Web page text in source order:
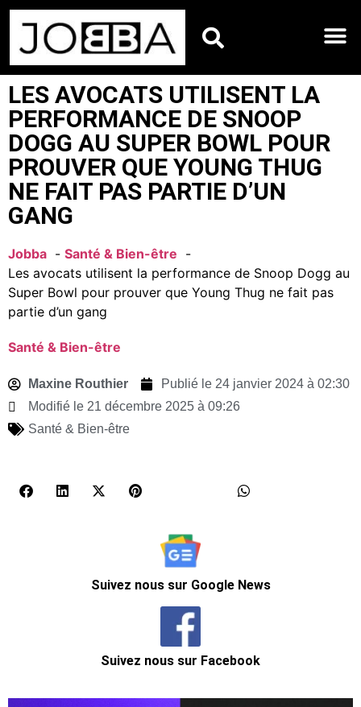
LES AVOCATS UTILISENT LA
PERFORMANCE DE SNOOP
DOGG AU SUPER BOWL POUR
PROUVER QUE YOUNG THUG
NE FAIT PAS PARTIE D’UN
GANG
Jobba
Santé & Bien-être
Les avocats utilisent la performance de Snoop Dogg au
Super Bowl pour prouver que Young Thug ne fait pas
partie d’un gang
Santé & Bien-être
Maxine Routhier Publié le 24 janvier 2024 à 02:30
Modifié le 21 décembre 2025 à 09:26
Santé & Bien-être
Suivez nous sur Google News
Suivez nous sur Facebook